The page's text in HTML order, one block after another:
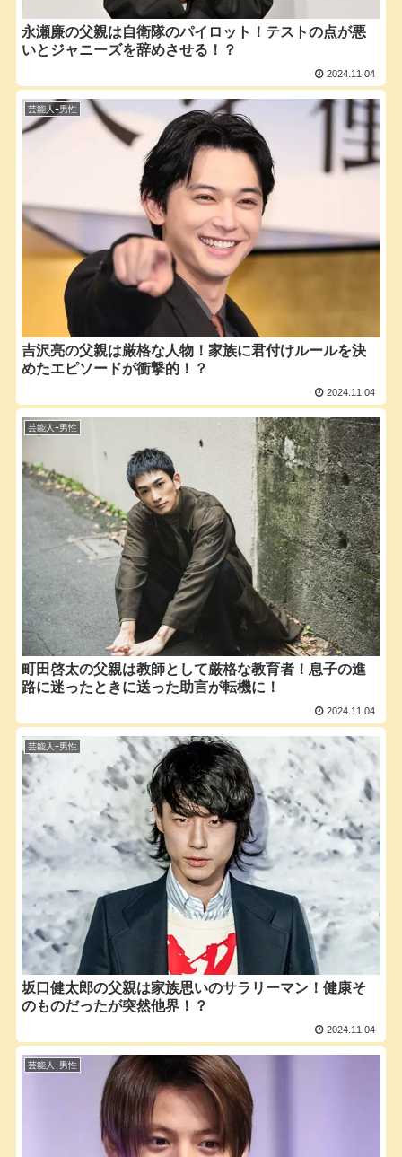
永瀬廉の父親は自衛隊のパイロット！テストの点が悪
いとジャニーズを辞めさせる！？
2024.11.04
芸能人ｰ男性
吉沢亮の父親は厳格な人物！家族に君付けルールを決
めたエピソードが衝撃的！？
2024.11.04
芸能人ｰ男性
町田啓太の父親は教師として厳格な教育者！息子の進
路に迷ったときに送った助言が転機に！
2024.11.04
芸能人ｰ男性
坂口健太郎の父親は家族思いのサラリーマン！健康そ
のものだったが突然他界！？
2024.11.04
芸能人ｰ男性